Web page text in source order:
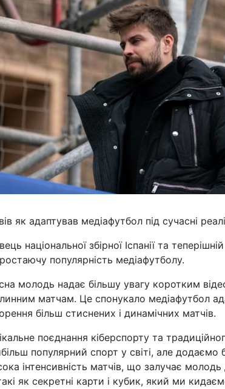
як адаптував медіафутбол під сучасні
національної збірної Іспанії та
популярність медіафутболу.
молодь надає більшу увагу коротким
матчам. Це спонукало медіафутбол
більш стиснених і динамічних матчів.
поєднання кіберспорту та
популярний спорт у світі, але додаємо
інтенсивність матчів, що залучає
як секретні карти і кубик, який ми